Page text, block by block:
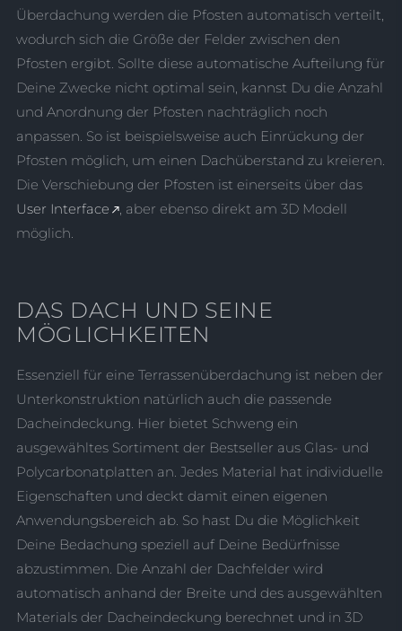
Überdachung werden die Pfosten automatisch verteilt,
wodurch sich die Größe der Felder zwischen den
Pfosten ergibt. Sollte diese automatische Aufteilung für
Deine Zwecke nicht optimal sein, kannst Du die Anzahl
und Anordnung der Pfosten nachträglich noch
anpassen. So ist beispielsweise auch Einrückung der
Pfosten möglich, um einen Dachüberstand zu kreieren.
Die Verschiebung der Pfosten ist einerseits über das
User Interface
, aber ebenso direkt am 3D Modell
möglich.
DAS DACH UND SEINE
MÖGLICHKEITEN
Essenziell für eine Terrassenüberdachung ist neben der
Unterkonstruktion natürlich auch die passende
Dacheindeckung. Hier bietet Schweng ein
ausgewähltes Sortiment der Bestseller aus Glas- und
Polycarbonatplatten an. Jedes Material hat individuelle
Eigenschaften und deckt damit einen eigenen
Anwendungsbereich ab. So hast Du die Möglichkeit
Deine Bedachung speziell auf Deine Bedürfnisse
abzustimmen. Die Anzahl der Dachfelder wird
automatisch anhand der Breite und des ausgewählten
Materials der Dacheindeckung berechnet und in 3D